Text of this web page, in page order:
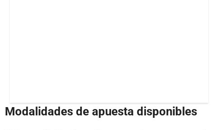
Modalidades de apuesta disponibles